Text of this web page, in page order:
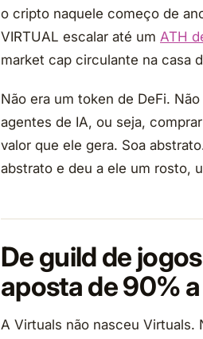
o cripto naquele começo de
VIRTUAL escalar até um ATH
market cap circulante na casa
Não era um token de DeFi.
agentes de IA, ou seja,
valor que ele gera. Soa
abstrato e deu a ele um rosto,
De guild de
aposta de 90%
A Virtuals não nasceu Virtuals.